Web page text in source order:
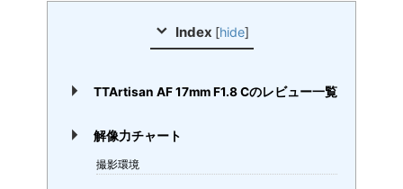
Index [hide]
TTArtisan AF 17mm F1.8 Cのレビュー一覧
解像力チャート
撮影環境